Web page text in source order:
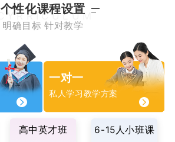
个性化课程设置
CYRRICULUM
明确目标 针对教学
一对一
私人学习教学方案
高中英才班 6-15人小班课